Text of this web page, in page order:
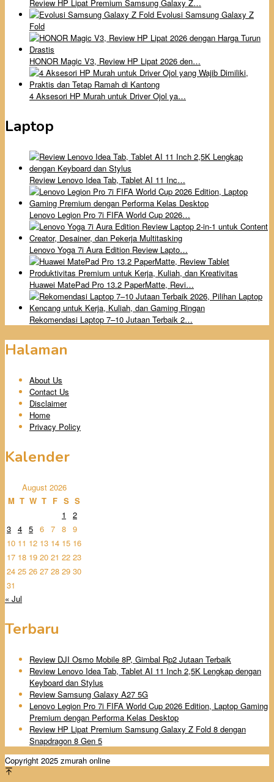
Review HP Lipat Premium Samsung Galaxy Z…
Evolusi Samsung Galaxy Z
Fold
HONOR Magic V3, Review HP Lipat 2026 den…
4 Aksesori HP Murah untuk Driver Ojol ya…
Laptop
Review Lenovo Idea Tab, Tablet AI 11 Inc…
Lenovo Legion Pro 7i FIFA World Cup 2026…
Lenovo Yoga 7i Aura Edition Review Lapto…
Huawei MatePad Pro 13.2 PaperMatte, Revi…
Rekomendasi Laptop 7–10 Jutaan Terbaik 2…
Halaman
About Us
Contact Us
Disclaimer
Home
Privacy Policy
Kalender
August 2026
M T W T F S S
1
2
3 4 5 6 7 8 9
10 11 12 13 14 15 16
17 18 19 20 21 22 23
24 25 26 27 28 29 30
31
« Jul
Terbaru
Review DJI Osmo Mobile 8P, Gimbal Rp2 Jutaan Terbaik
Review Lenovo Idea Tab, Tablet AI 11 Inch 2,5K Lengkap dengan
Keyboard dan Stylus
Review Samsung Galaxy A27 5G
Lenovo Legion Pro 7i FIFA World Cup 2026 Edition, Laptop Gaming
Premium dengan Performa Kelas Desktop
Review HP Lipat Premium Samsung Galaxy Z Fold 8 dengan
Snapdragon 8 Gen 5
Copyright 2025 zmurah online